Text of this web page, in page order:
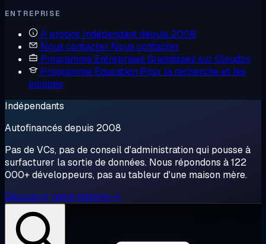
ENTREPRISE
À propos Indépendant depuis 2008
Nous contacter Nous contacter
Programme Entreprises Grandissez sur Cloudzy
Programme Éducation Pour la recherche et les
équipes
Indépendants
Autofinancés depuis 2008
Pas de VCs, pas de conseil d'administration qui pousse à
surfacturer la sortie de données. Nous répondons à 122
000+ développeurs, pas au tableur d'une maison mère.
Découvrir notre histoire →